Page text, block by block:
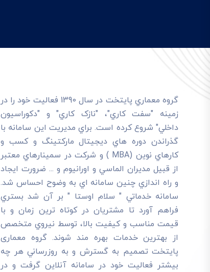
گروه معماري پايتخت در سال 1390 فعاليت خود را در
زمينه "سفت کاري"، "نازک کاري" و "دکوراسيون
داخلي" شروع کرده است. براي مديريت اين سامانه با
گذراندن دوره هاي ديجيتال مارکتينگ و کسب و
کارهاي نوين (MBA ) و شرکت در سمينارهاي معتبر
از قبيل مديران الماسي و اورانيوم و ... ضرورت ايجاد
و راه اندازي چنين سامانه اي به وضوح احساس شد.
سامانه خدماتي " سلام اوستا " بر آن شد بستري
فراهم آورد تا مشتريان در کوتاه ترين زمان و با
قيمت مناسب و کيفيت بالا، توسط نيروي متخصص
از بهترين خدمات بهره مند شوند. گروه معماری
پایتخت تصميم به گسترش و به روزرساني هر چه
بيشتر فعاليت خود در سامانه آنلاين گرفت و در